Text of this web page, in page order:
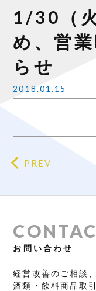
1/30（
め、営
らせ
2018.01.15
PREV
お問い合わせ
経営改善のご相談
酒類・飲料商品取